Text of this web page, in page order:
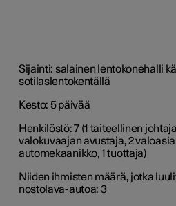
Sijainti: salainen lentokonehalli
sotilaslentokentällä
Kesto: 5 päivää
Henkilöstö: 7 (1 taiteellinen
valokuvaajan avustaja, 2
automekaanikko, 1 tuottaja)
Niiden ihmisten määrä, jotka
nostolava-autoa: 3